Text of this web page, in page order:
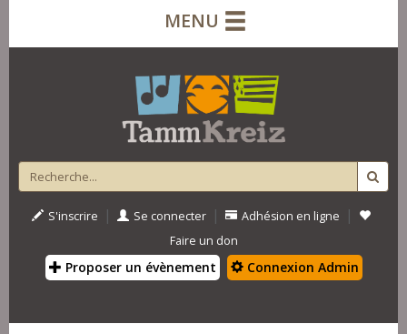
MENU
S'inscrire | Se connecter | Adhésion en ligne |
Faire un don
Proposer un évènement Connexion Admin